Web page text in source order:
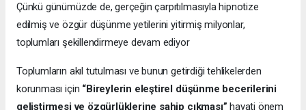
Çünkü günümüzde de, gerçeğin çarpıtılmasıyla hipnotize
edilmiş ve özgür düşünme yetilerini yitirmiş milyonlar,
toplumları şekillendirmeye devam ediyor
Toplumların akıl tutulması ve bunun getirdiği tehlikelerden
korunması için “Bireylerin eleştirel düşünme becerilerini
geliştirmesi ve özgürlüklerine sahip çıkması” hayati önem